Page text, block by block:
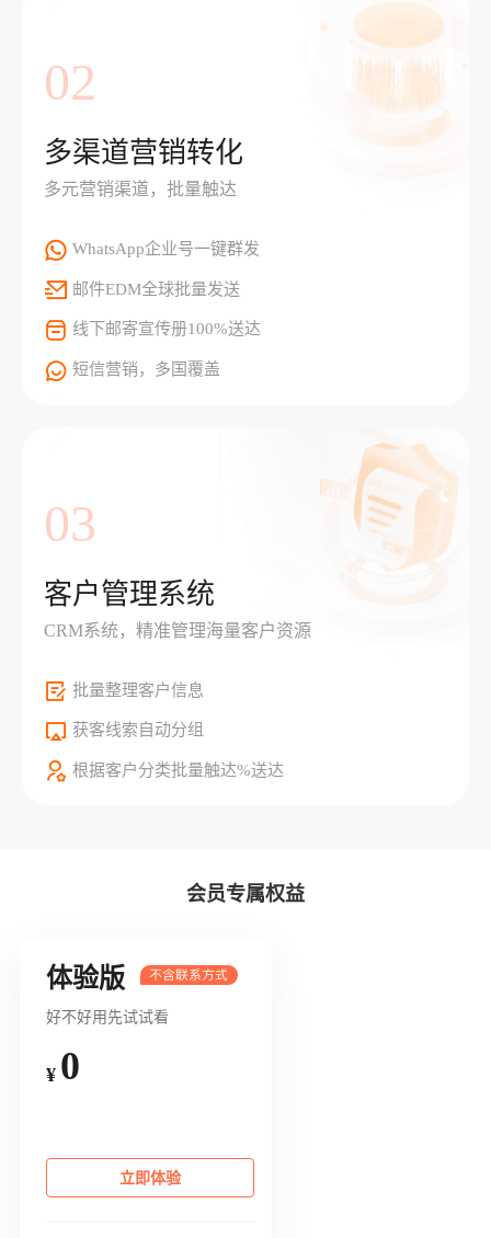
02
多渠道营销转化
多元营销渠道，批量触达
WhatsApp企业号一键群发
邮件EDM全球批量发送
线下邮寄宣传册100%送达
短信营销，多国覆盖
03
客户管理系统
CRM系统，精准管理海量客户资源
批量整理客户信息
获客线索自动分组
根据客户分类批量触达%送达
会员专属权益
体验版
好不好用先试试看
¥ 0
立即体验